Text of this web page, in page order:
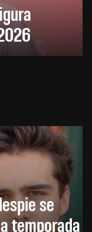
se
temporada